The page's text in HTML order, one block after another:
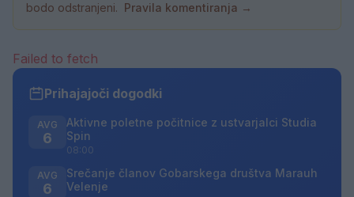
bodo odstranjeni. Pravila komentiranja →
Failed to fetch
Prihajajoči dogodki
AVG
6
Aktivne poletne počitnice z ustvarjalci Studia
Spin
08:00
AVG
6
Srečanje članov Gobarskega društva Marauh
Velenje